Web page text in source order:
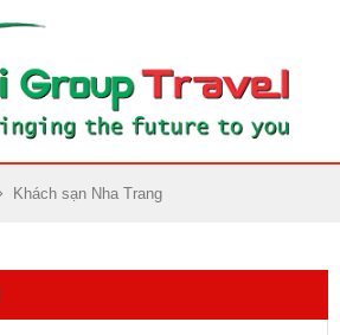
Khách sạn Nha Trang